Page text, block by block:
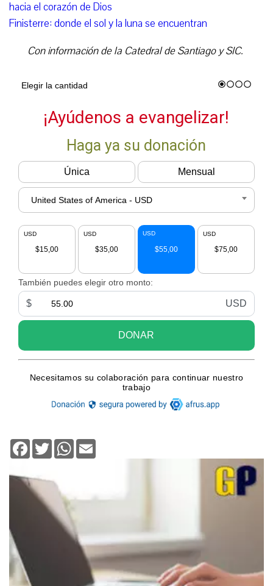
hacia el corazón de Dios
Finisterre: donde el sol y la luna se encuentran
Con información de la Catedral de Santiago y SIC.
Facebook
TwitterWhatsApp